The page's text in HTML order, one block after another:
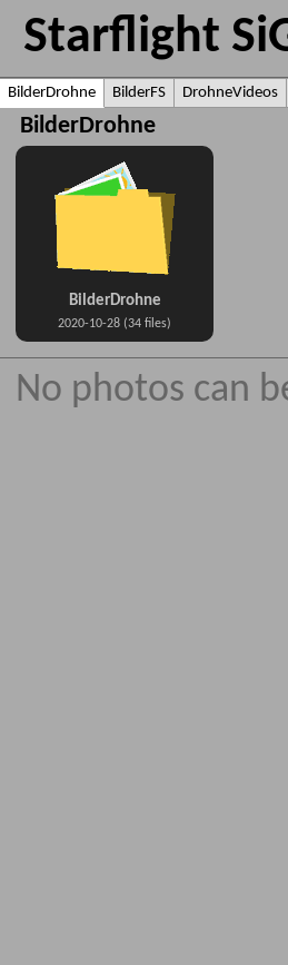
Starflight
BilderDrohne BilderFS DrohneVideos
BilderDrohne
BilderDrohne
2020-10-28 (34 files)
No photos can